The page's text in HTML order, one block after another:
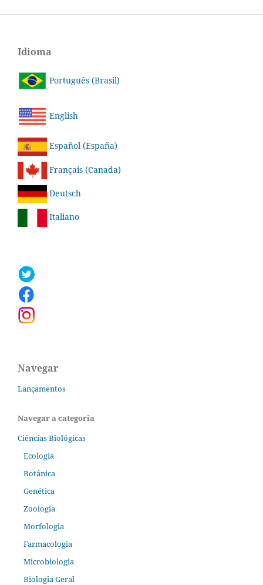
Idioma
Português (Brasil)
English
Español (España)
Français (Canada)
Deutsch
Italiano
Navegar
Lançamentos
Navegar a categoria
Ciências Biológicas
Ecologia
Botânica
Genética
Zoologia
Morfologia
Farmacologia
Microbiologia
Biologia Geral